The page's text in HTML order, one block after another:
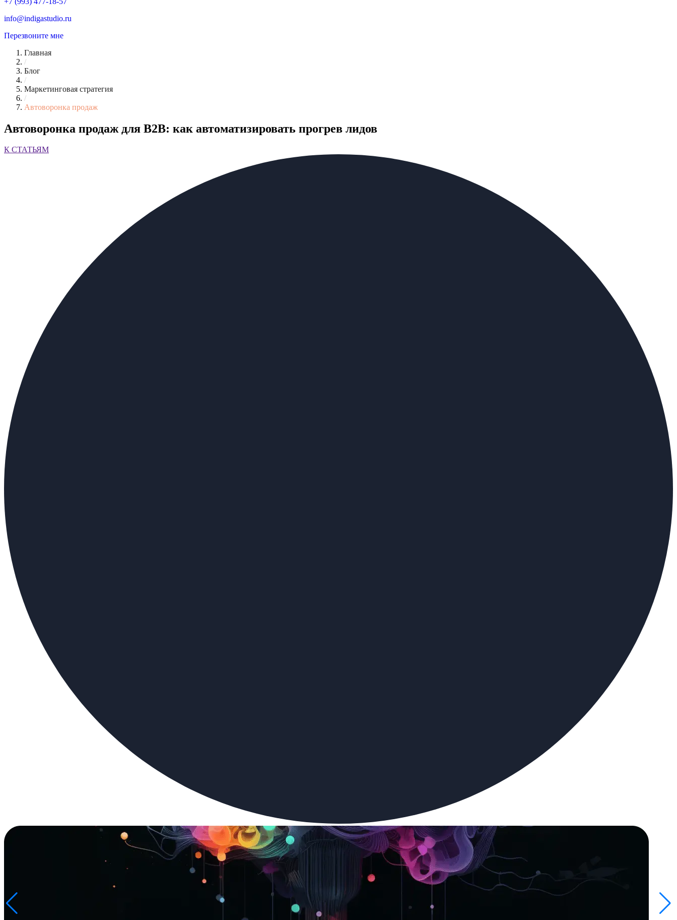
info@indigastudio.ru
Перезвоните мне
Главная
/
Блог
/
Маркетинговая стратегия
/
Автоворонка продаж
Автоворонка продаж для B2B: как автоматизировать прогрев лидов
К СТАТЬЯМ